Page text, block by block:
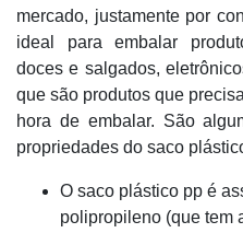
mercado, justamente por
ideal para embalar
doces e salgados,
que são produtos que
hora de embalar. São
propriedades do saco
O saco plástico pp é
polipropileno (que tem